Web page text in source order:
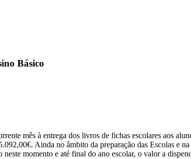
Básico
mês à entrega dos livros de fichas escolares aos
Ainda no âmbito da preparação das Escolas e
momento e até final do ano escolar, o valor a